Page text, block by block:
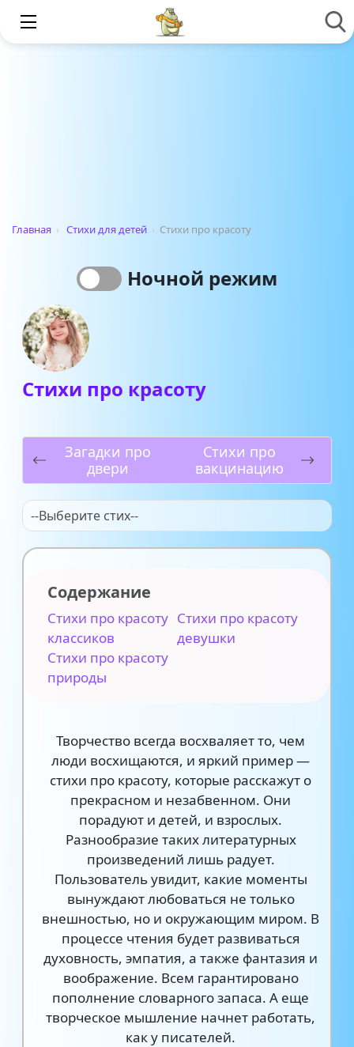
Главная › Стихи для детей › Стихи про красоту
Ночной режим
Стихи про красоту
Загадки про
двери
Стихи про
вакцинацию
--Выберите стих--
Содержание
Стихи про красоту
классиков
Стихи про красоту
девушки
Стихи про красоту
природы
Творчество всегда восхваляет то, чем
люди восхищаются, и яркий пример —
стихи про красоту, которые расскажут о
прекрасном и незабвенном. Они
порадуют и детей, и взрослых.
Разнообразие таких литературных
произведений лишь радует.
Пользователь увидит, какие моменты
вынуждают любоваться не только
внешностью, но и окружающим миром. В
процессе чтения будет развиваться
духовность, эмпатия, а также фантазия и
воображение. Всем гарантировано
пополнение словарного запаса. А еще
творческое мышление начнет работать,
как у писателей.